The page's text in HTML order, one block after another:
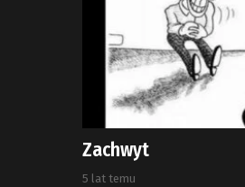
Zachwyt
5 lat temu